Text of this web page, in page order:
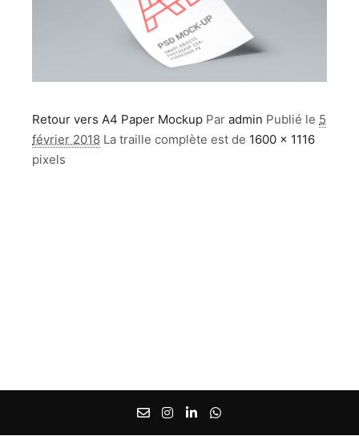
Retour vers A4 Paper Mockup Par admin Publié le 5
février 2018 La traille complète est de 1600 × 1116
pixels